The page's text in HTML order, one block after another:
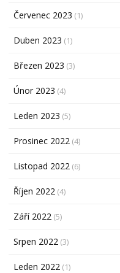
Červenec 2023 (1)
Duben 2023 (1)
Březen 2023 (3)
Únor 2023 (4)
Leden 2023 (5)
Prosinec 2022 (4)
Listopad 2022 (6)
Říjen 2022 (4)
Září 2022 (5)
Srpen 2022 (3)
Leden 2022 (1)